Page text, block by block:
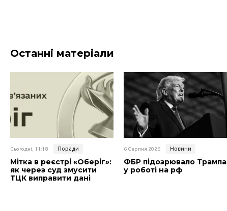
Останні матеріали
Сьогодні, 11:18 Поради
Мітка в реєстрі «Оберіг»:
як через суд змусити
ТЦК виправити дані
6 Серпня 2026 Новини
ФБР підозрювало Трампа
у роботі на рф